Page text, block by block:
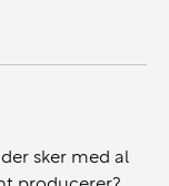
sker med al